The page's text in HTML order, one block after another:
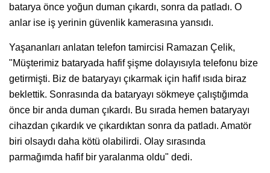
batarya önce yoğun duman çıkardı, sonra da patladı. O
anlar ise iş yerinin güvenlik kamerasına yansıdı.
Yaşananları anlatan telefon tamircisi Ramazan Çelik,
"Müşterimiz bataryada hafif şişme dolayısıyla telefonu bize
getirmişti. Biz de bataryayı çıkarmak için hafif ısıda biraz
beklettik. Sonrasında da bataryayı sökmeye çalıştığımda
önce bir anda duman çıkardı. Bu sırada hemen bataryayı
cihazdan çıkardık ve çıkardıktan sonra da patladı. Amatör
biri olsaydı daha kötü olabilirdi. Olay sırasında
parmağımda hafif bir yaralanma oldu" dedi.